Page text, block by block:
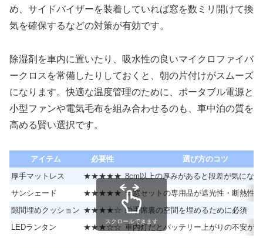
め、サイドバイザーを装着していれば窓を数ミリ開けて換
気を確保するなどの対策が有効です。
除湿剤を車内に置いたり、吸水性の良いマイクロファイバ
ークロスを常備したりしておくと、朝の片付けがスムーズ
になります。快適な温度管理のために、ポータブル電源と
小型ファンや電気毛布を組み合わせるのも、車中泊の質を
高める賢い選択です。
アイテム 必要性
選び方のコツ
厚手マットレス
★★★★★ 8cm以上の厚みがあると段差が気にな
サンシェード
★★★★★ 全窓セットの専用品が遮光性・断熱性
隙間埋めクッション ★★★★☆ 助手席裏の空間を埋めるために必須
LEDランタン
★★★☆☆ 車内灯だとバッテリー上がりの不安が
スクロールできます